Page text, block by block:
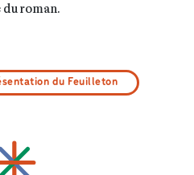
du roman.
du Feuilleton